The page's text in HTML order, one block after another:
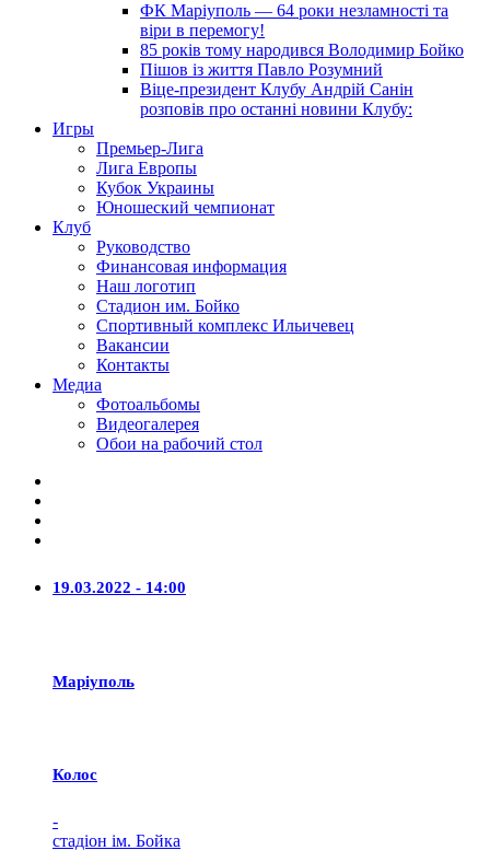
ФК Маріуполь — 64 роки незламності та
віри в перемогу!
85 років тому народився Володимир Бойко
Пішов із життя Павло Розумний
Віце-президент Клубу Андрій Санін
розповів про останні новини Клубу:
Игры
Премьер-Лига
Лига Европы
Кубок Украины
Юношеский чемпионат
Клуб
Руководство
Финансовая информация
Наш логотип
Стадион им. Бойко
Спортивный комплекс Ильичевец
Вакансии
Контакты
Медиа
Фотоальбомы
Видеогалерея
Обои на рабочий стол
19.03.2022 - 14:00
Маріуполь
Колос
-
стадіон ім. Бойка